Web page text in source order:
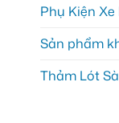
Phụ Kiện
Sản phẩm
Thảm Lót